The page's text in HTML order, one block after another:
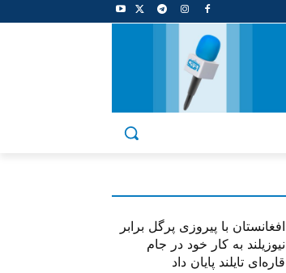
افغانستان با پیروزی پرگل برابر
نیوزیلند به کار خود در جام
قاره‌ای تایلند پایان داد